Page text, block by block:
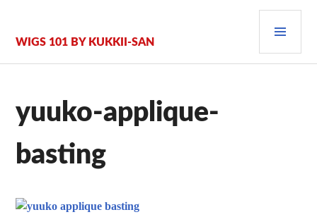
springen
WIGS 101 BY KUKKII-SAN
yuuko-applique-
basting